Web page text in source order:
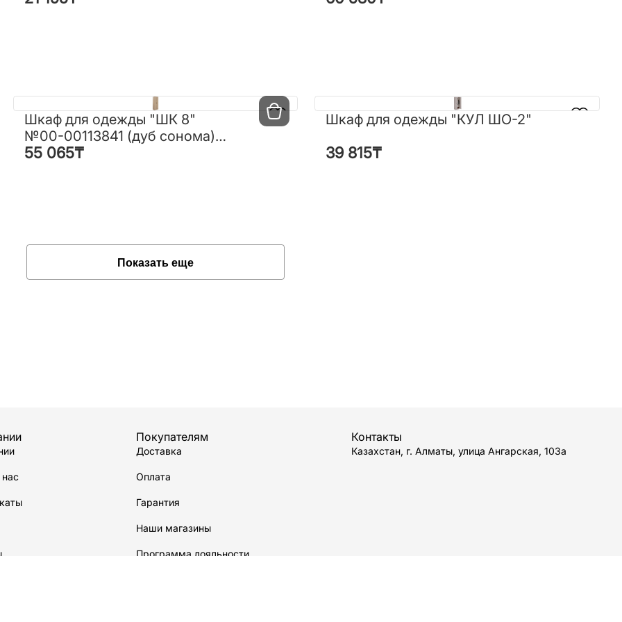
Шкаф для одежды "ШК 8"
№00-00113841 (дуб сонома)
(РФ)
55 065₸
Шкаф для одежды "ШК 8"
№00-00113841 (дуб сонома)
(РФ)
55 065₸
Шкаф для одежды "КУЛ ШО-2"
39 815₸
Шкаф для одежды "КУЛ ШО-2"
39 815₸
Показать еще
Покупателям
Доставка
Оплата
Гарантия
Наши магазины
Программа лояльности
Контакты
Казахстан, г. Алматы, улица Ангарская, 103а